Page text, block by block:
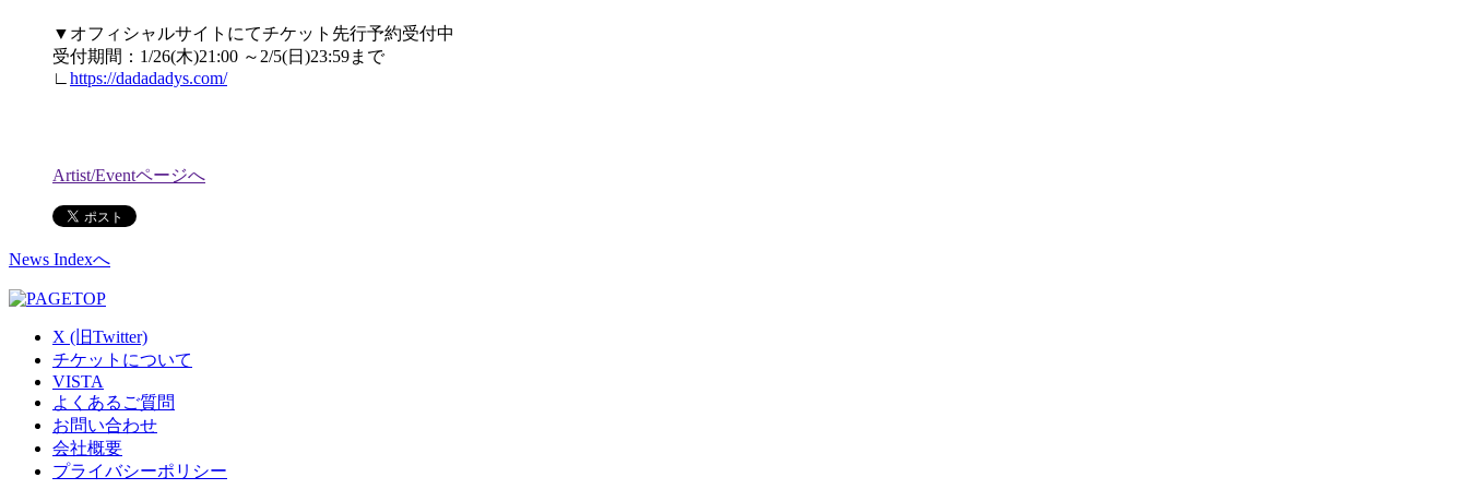
▼オフィシャルサイトにてチケット先行予約受付中
受付期間：1/26(木)21:00 ～2/5(日)23:59まで
∟ https://dadadadys.com/
Artist/Eventページへ
News Indexへ
X (旧Twitter)
チケットについて
VISTA
よくあるご質問
お問い合わせ
会社概要
プライバシーポリシー